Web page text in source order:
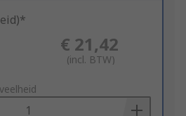
€ 21,42
(incl. BTW)